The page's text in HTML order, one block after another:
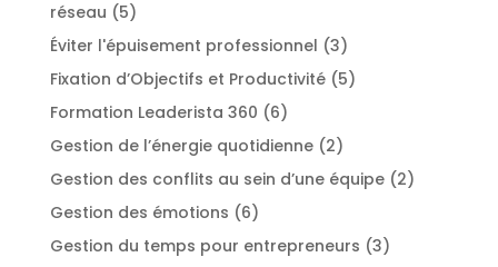
réseau (5)
Éviter l'épuisement professionnel (3)
Fixation d’Objectifs et Productivité(5)
Formation Leaderista 360 (6)
Gestion de l’énergie quotidienne(2)
Gestion des conflits au sein d’une équipe(2)
Gestion des émotions (6)
Gestion du temps pour entrepreneurs (3)